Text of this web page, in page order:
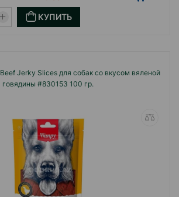
КУПИТЬ
Jerky Slices для собак со вкусом вяленой
говядины #830153 100 гр.